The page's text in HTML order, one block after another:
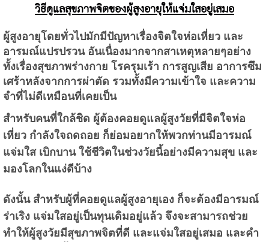
วิธีดูแลสุขภาพจิตของผู้สูงอายุให้แจ่มใสอยู่เสมอ
ผู้สูงอายุโดยทั่วไปมักมีปัญหาเรื่องจิตใจห่อเหี่ยว และ
อารมณ์แปรปรวน อันเนื่องมากจากสาเหตุหลายๆอย่าง
ทั้งเรื่องสุขภาพร่างกาย โรครุมเร้า การสูญเสีย อาการซึม
เศร้าหลังจากการผ่าตัด รวมทั้งมีความเข้าใจ และความ
จำที่ไม่ดีเหมือนที่เคยเป็น
สำหรับคนที่ใกล้ชิด ผู้ต้องคอยดูแลผู้สูงวัยที่มีจิตใจห่อ
เหี่ยว กำลังใจถดถอย ก็ย่อมอยากให้พวกท่านมีอารมณ์
แจ่มใส เบิกบาน ใช้ชีวิตในช่วงวัยนี้อย่างมีความสุข และ
มองโลกในแง่ดีบ้าง
ดังนั้น สำหรับผู้ที่คอยดูแลผู้สูงอายุเอง ก็จะต้องมีอารมณ์
ร่าเริง แจ่มใสอยู่เป็นทุนเดิมอยู่แล้ว จึงจะสามารถช่วย
ทำให้ผู้สูงวัยมีสุขภาพจิตที่ดี และแจ่มใสอยู่เสมอ และคำ